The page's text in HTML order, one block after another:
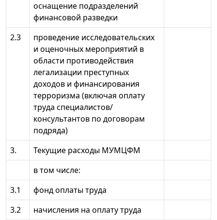
оснащение подразделений
финансовой разведки
2.3
проведение исследовательских
и оценочных мероприятий в
области противодействия
легализации преступных
доходов и финансирования
терроризма (включая оплату
труда специалистов/
консультантов по договорам
подряда)
3.
Текущие расходы МУМЦФМ
в том числе:
3.1
фонд оплаты труда
3.2
начисления на оплату труда